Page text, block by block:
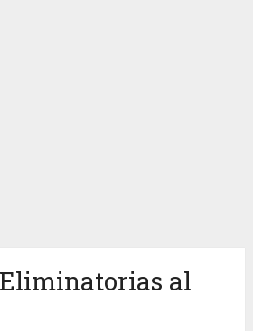
Eliminatorias al